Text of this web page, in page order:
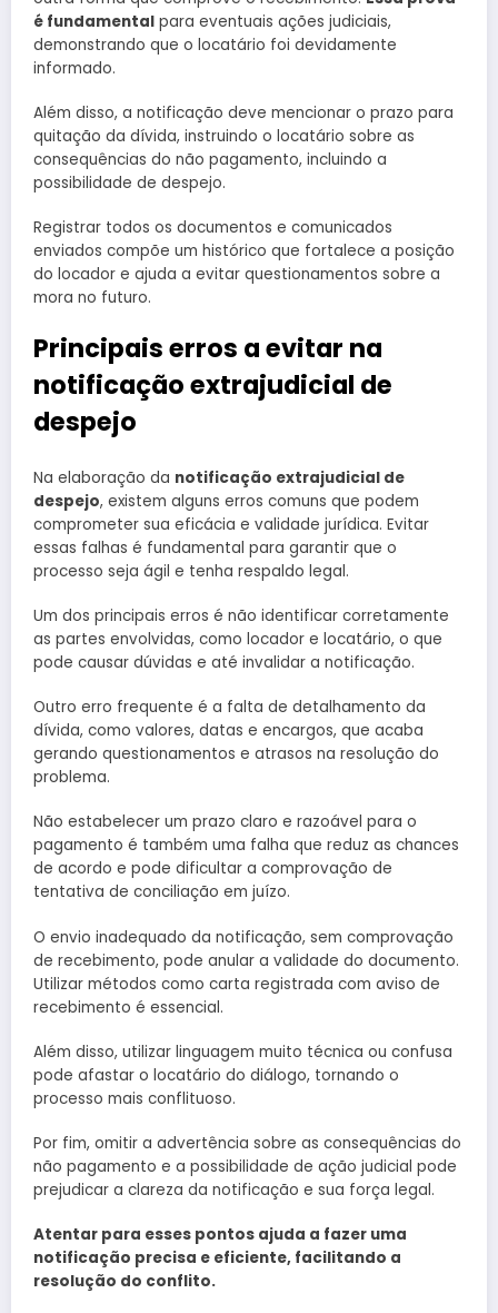
é fundamental para eventuais ações judiciais,
demonstrando que o locatário foi devidamente
informado.
Além disso, a notificação deve mencionar o prazo para
quitação da dívida, instruindo o locatário sobre as
consequências do não pagamento, incluindo a
possibilidade de despejo.
Registrar todos os documentos e comunicados
enviados compõe um histórico que fortalece a posição
do locador e ajuda a evitar questionamentos sobre a
mora no futuro.
Principais erros a evitar na
notificação extrajudicial de
despejo
Na elaboração da notificação extrajudicial de
despejo, existem alguns erros comuns que podem
comprometer sua eficácia e validade jurídica. Evitar
essas falhas é fundamental para garantir que o
processo seja ágil e tenha respaldo legal.
Um dos principais erros é não identificar corretamente
as partes envolvidas, como locador e locatário, o que
pode causar dúvidas e até invalidar a notificação.
Outro erro frequente é a falta de detalhamento da
dívida, como valores, datas e encargos, que acaba
gerando questionamentos e atrasos na resolução do
problema.
Não estabelecer um prazo claro e razoável para o
pagamento é também uma falha que reduz as chances
de acordo e pode dificultar a comprovação de
tentativa de conciliação em juízo.
O envio inadequado da notificação, sem comprovação
de recebimento, pode anular a validade do documento.
Utilizar métodos como carta registrada com aviso de
recebimento é essencial.
Além disso, utilizar linguagem muito técnica ou confusa
pode afastar o locatário do diálogo, tornando o
processo mais conflituoso.
Por fim, omitir a advertência sobre as consequências do
não pagamento e a possibilidade de ação judicial pode
prejudicar a clareza da notificação e sua força legal.
Atentar para esses pontos ajuda a fazer uma
notificação precisa e eficiente, facilitando a
resolução do conflito.